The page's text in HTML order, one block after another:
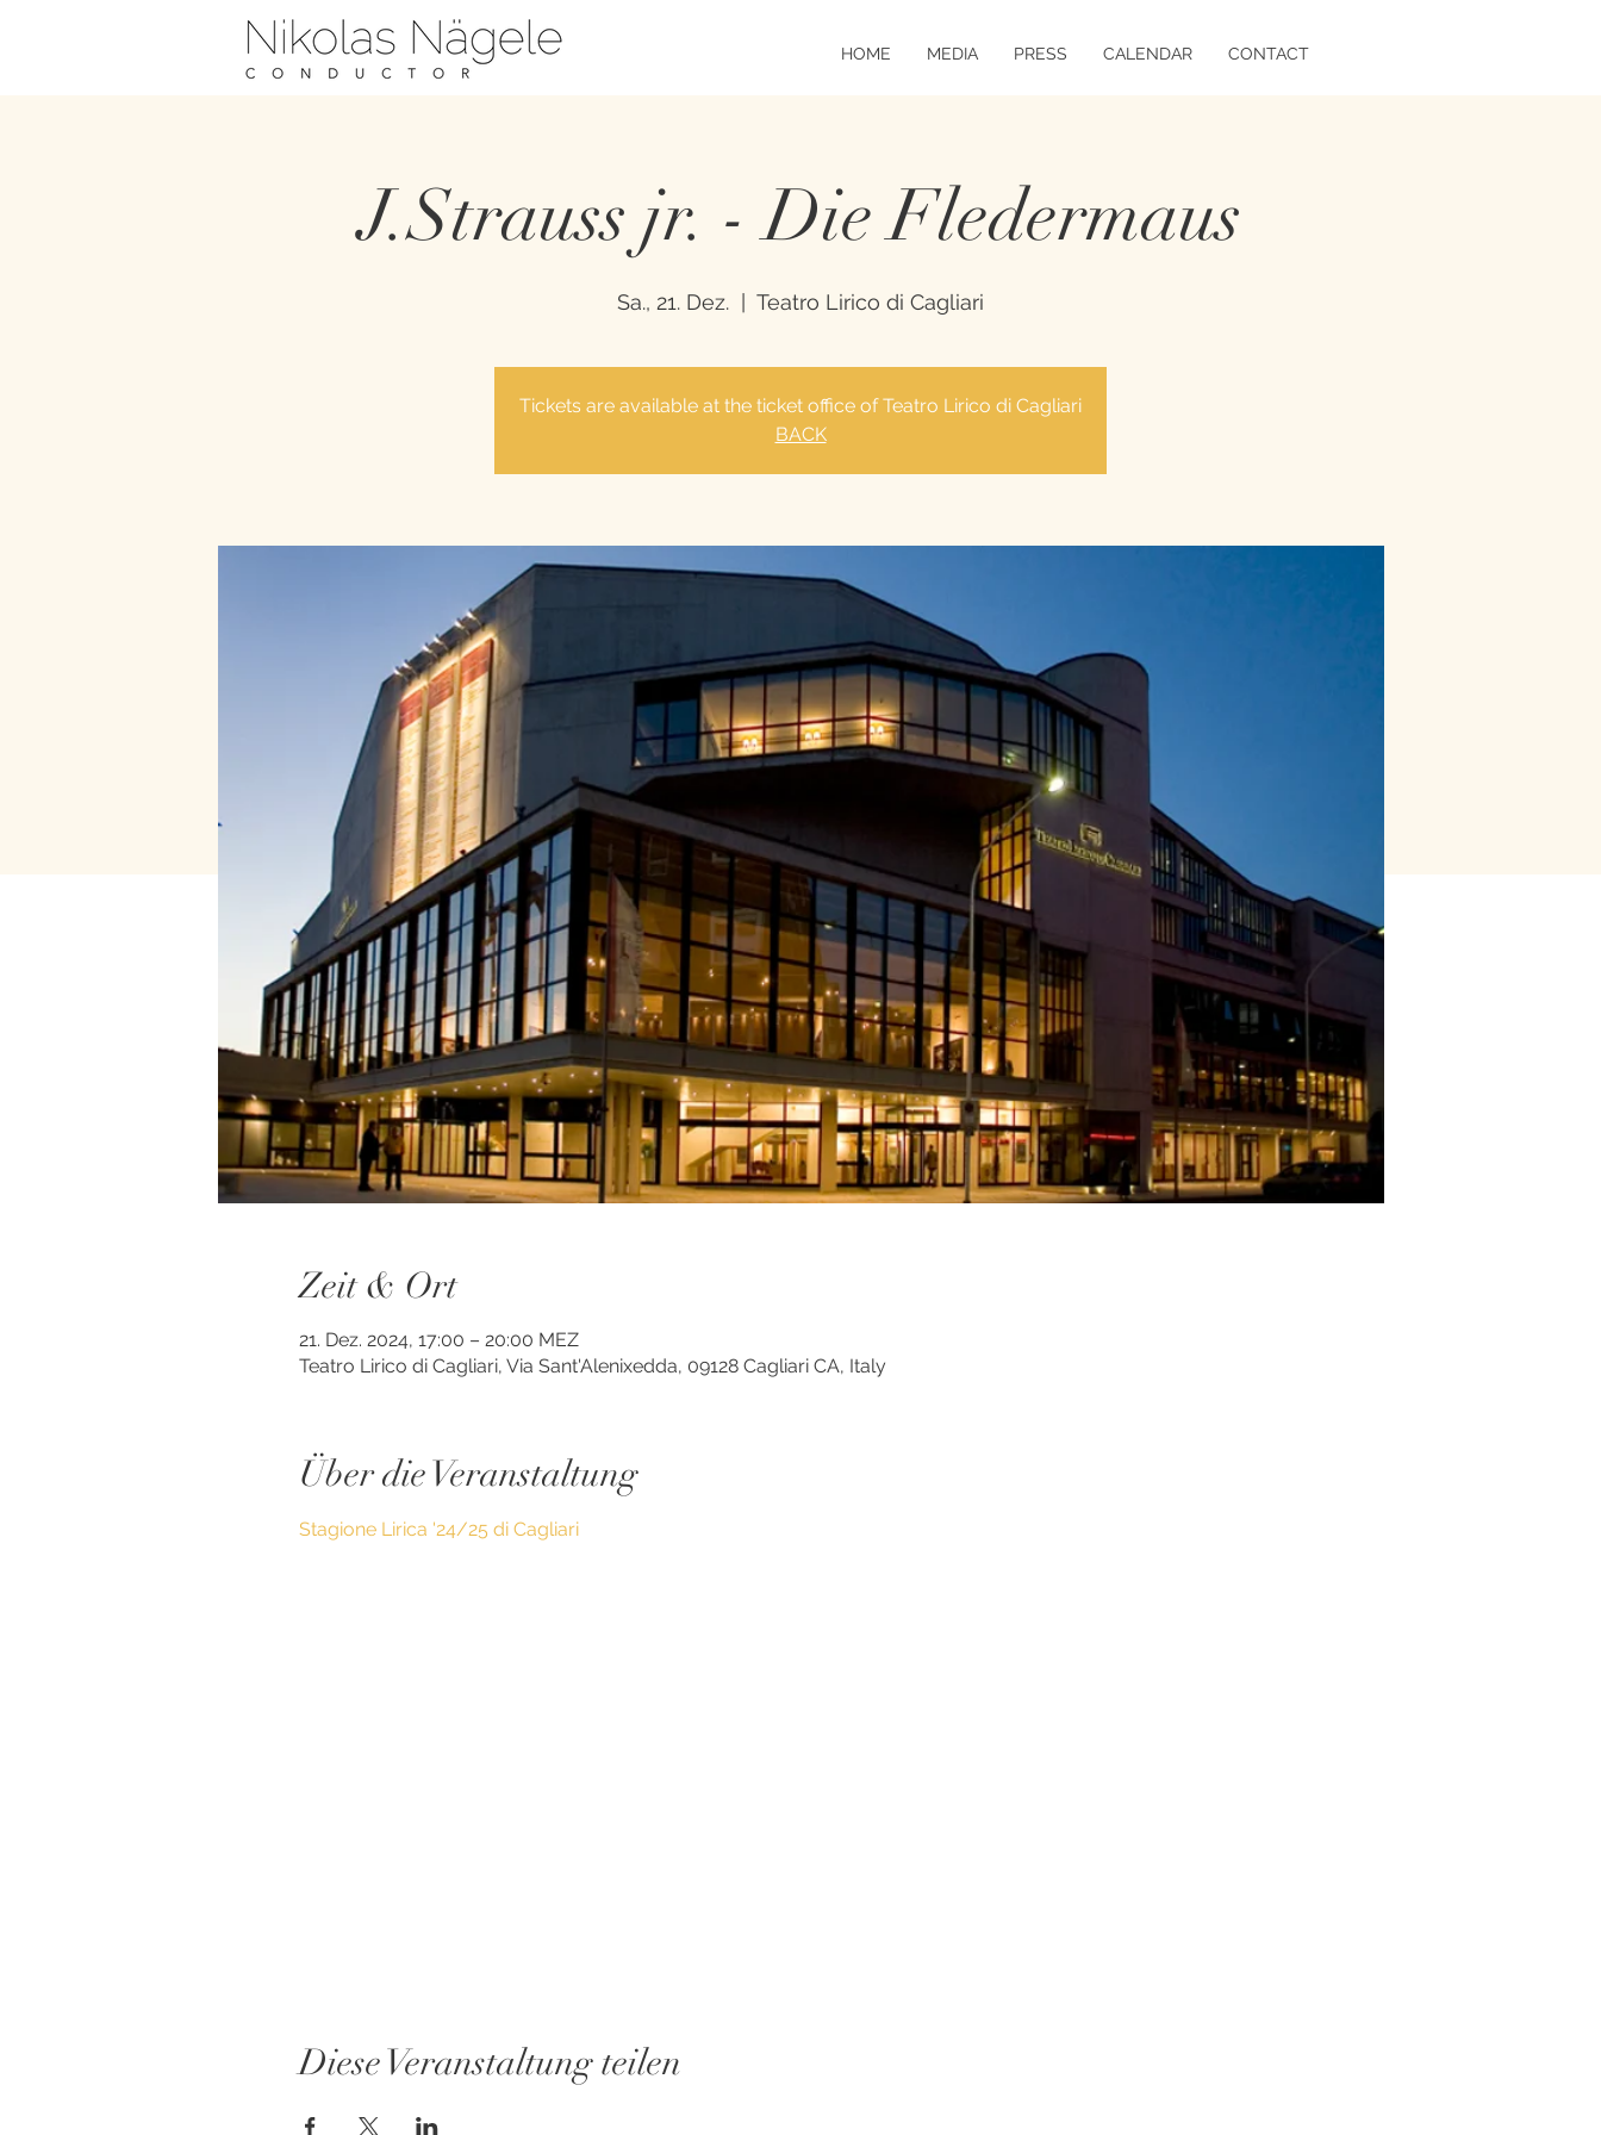
HOME MEDIA PRESS CALENDAR CONTACT
J.Strauss jr. - Die Fledermaus
Sa., 21. Dez. Teatro Lirico di Cagliari
Tickets are available at the ticket office of Teatro Lirico di Cagliari
BACK
Zeit & Ort
21. Dez. 2024, 17:00 – 20:00 MEZ
Teatro Lirico di Cagliari, Via Sant'Alenixedda, 09128 Cagliari CA, Italy
Über die Veranstaltung
Stagione Lirica '24/25 di Cagliari
Diese Veranstaltung teilen